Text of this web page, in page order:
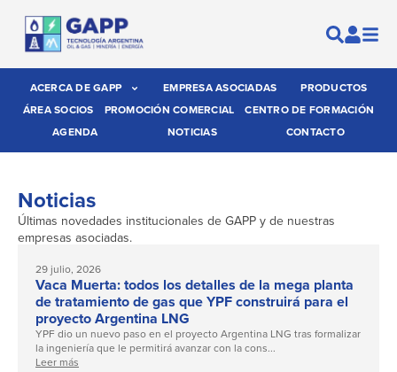
ACERCA DE GAPP EMPRESA ASOCIADAS
PRODUCTOS
ÁREA SOCIOS
PROMOCIÓN COMERCIAL
CENTRO DE FORMACIÓN
AGENDA
NOTICIAS CONTACTO
Noticias
Últimas novedades institucionales de GAPP y de nuestras
empresas asociadas.
29 julio, 2026
Vaca Muerta: todos los detalles de la mega planta
de tratamiento de gas que YPF construirá para el
proyecto Argentina LNG
YPF dio un nuevo paso en el proyecto Argentina LNG tras formalizar
la ingeniería que le permitirá avanzar con la cons...
Leer más